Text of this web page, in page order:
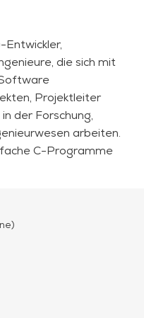
Anwender können
werden unter
weniger
MCUs,
&
Regler. Die
werden auf
MCU;
und dem
der Aktivitäten in
und
Entwickler,
die sich mit
Projektleiter
der Forschung,
arbeiten.
C-Programme